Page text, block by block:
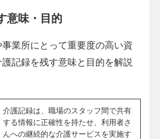
意味・目的
業所にとって重要度の高い資
記録を残す意味と目的を解説
介護記録は、職場のスタッフ間で共有
する情報に正確性を持たせ、利用者さ
んへの継続的な介護サービスを実施す